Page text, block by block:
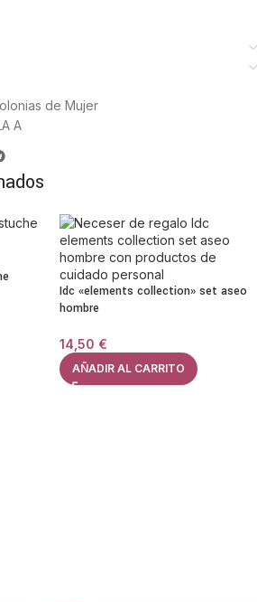
de Mujer
A
Idc «elements collection» set aseo
hombre
14,50 €
AÑADIR AL CARRITO